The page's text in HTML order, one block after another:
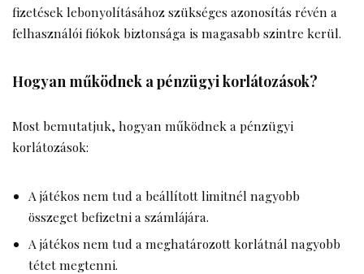
fizetések lebonyolításához szükséges azonosítás révén a
felhasználói fiókok biztonsága is magasabb szintre kerül.
Hogyan működnek a pénzügyi korlátozások?
Most bemutatjuk, hogyan működnek a pénzügyi
korlátozások:
A játékos nem tud a beállított limitnél nagyobb
összeget befizetni a számlájára.
A játékos nem tud a meghatározott korlátnál nagyobb
tétet megtenni.